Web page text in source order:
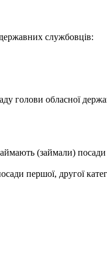
службовців:
голови обласної
(займали)
першої, другої